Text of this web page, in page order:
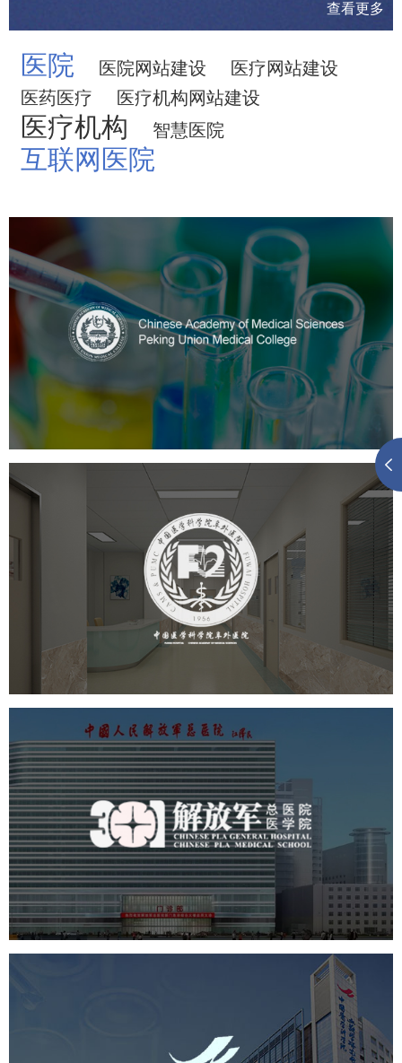
查看更多
医院 医院网站建设
医疗网站建设
医药医疗
医疗机构网站建设
医疗机构 智慧医院
互联网医院
中国医学科学院
医院网站建设
定制开发
大学网站建设
高校网站建设
阜外医院
医药医疗 医院 医院网站建设 定制开发
中国人民解放军总医院 301医
院
医药医疗 医院 医院网站建设 定制开发
中国医学科学院血液病医院
（中国医学科学院...